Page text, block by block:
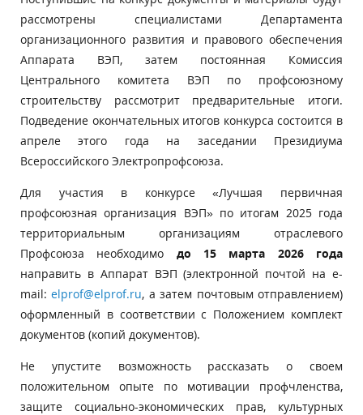
рассмотрены специалистами Департамента
организационного развития и правового обеспечения
Аппарата ВЭП, затем постоянная Комиссия
Центрального комитета ВЭП по профсоюзному
строительству рассмотрит предварительные итоги.
Подведение окончательных итогов конкурса состоится в
апреле этого года на заседании Президиума
Всероссийского Электропрофсоюза.
Для участия в конкурсе «Лучшая первичная
профсоюзная организация ВЭП» по итогам 2025 года
территориальным организациям отраслевого
Профсоюза необходимо до 15 марта 2026 года
направить в Аппарат ВЭП (электронной почтой на e-
mail:elprof@elprof.ru, а затем почтовым отправлением)
оформленный в соответствии с Положением комплект
документов (копий документов).
Не упустите возможность рассказать о своем
положительном опыте по мотивации профчленства,
защите социально-экономических прав, культурных